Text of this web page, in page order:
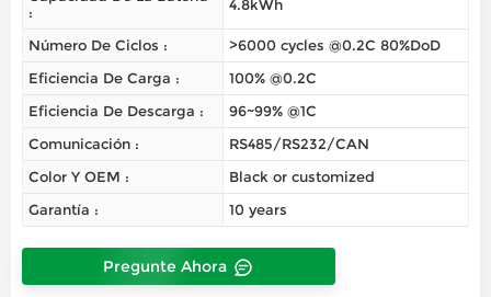
:
4.8kWh
Número De Ciclos :
>6000 cycles @0.2C 80%DoD
Eficiencia De Carga :
100% @0.2C
Eficiencia De Descarga :
96~99% @1C
Comunicación :
RS485/RS232/CAN
Color Y OEM :
Black or customized
Garantía :
10 years
Pregunte Ahora